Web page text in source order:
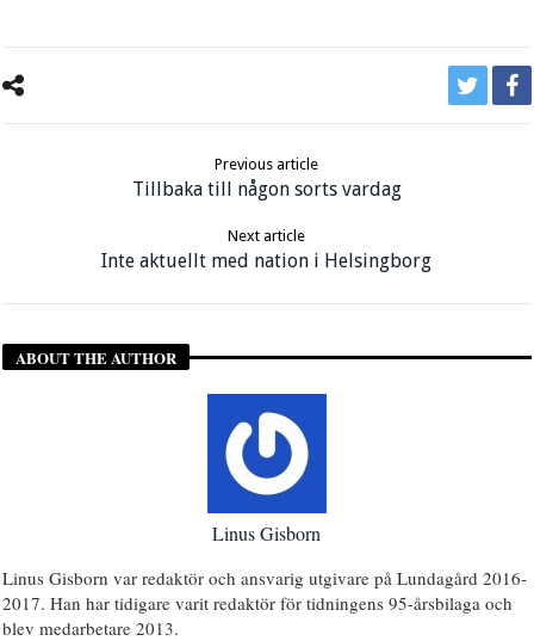
Previous article
Tillbaka till någon sorts vardag
Next article
Inte aktuellt med nation i Helsingborg
ABOUT THE AUTHOR
Linus Gisborn
Linus Gisborn var redaktör och ansvarig utgivare på Lundagård 2016-
2017. Han har tidigare varit redaktör för tidningens 95-årsbilaga och
blev medarbetare 2013.